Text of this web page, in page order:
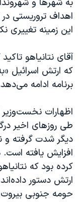
همایش
صفحه‌های ویژه
به شهرها و
اهداف تروریستی
این زمینه تغییری
آقای نتانیاهو
که ارتش اسرائیل
برنامه ادامه
اظهارات
طی روزهای اخیر
دیگر شدت گرفته و
افزایش یافته
کرده بود که
ارتش دستور
حومه جنوبی